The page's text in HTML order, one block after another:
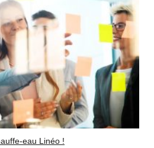
eau Linéo !